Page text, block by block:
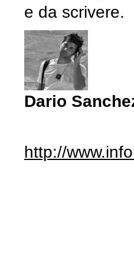
e da scrivere.
Dario
http://